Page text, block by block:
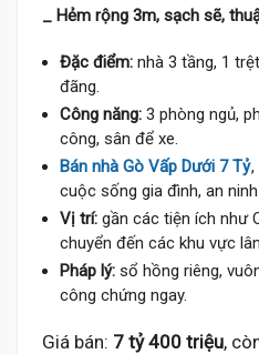
_ Hẻm rộng 3m, sạch sẽ,
Đặc điểm: nhà 3 tầng, 1
đãng.
Công năng: 3 phòng ngủ,
công, sân để xe.
Bán nhà Gò Vấp Dưới 7 Tỷ,
cuộc sống gia đình, an
Vị trí: gần các tiện ích như
chuyển đến các khu vực
Pháp lý: sổ hồng riêng,
công chứng ngay.
Giá bán: 7 tỷ 400 triệu,